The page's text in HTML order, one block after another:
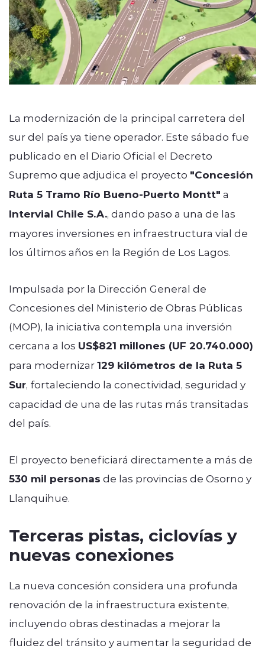
La modernización de la principal carretera del
sur del país ya tiene operador. Este sábado fue
publicado en el Diario Oficial el Decreto
Supremo que adjudica el proyecto "Concesión
Ruta 5 Tramo Río Bueno-Puerto Montt" a
Intervial Chile S.A., dando paso a una de las
mayores inversiones en infraestructura vial de
los últimos años en la Región de Los Lagos.
Impulsada por la Dirección General de
Concesiones del Ministerio de Obras Públicas
(MOP), la iniciativa contempla una inversión
cercana a los US$821 millones (UF 20.740.000)
para modernizar129 kilómetros de la Ruta 5
Sur, fortaleciendo la conectividad, seguridad y
capacidad de una de las rutas más transitadas
del país.
El proyecto beneficiará directamente a más de
530 mil personas de las provincias de Osorno y
Llanquihue.
Terceras pistas, ciclovías y
nuevas conexiones
La nueva concesión considera una profunda
renovación de la infraestructura existente,
incluyendo obras destinadas a mejorar la
fluidez del tránsito y aumentar la seguridad de